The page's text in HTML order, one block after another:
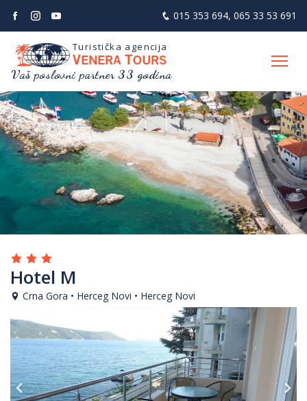
015 353 694, 065 33 53 691
Turistička agencija
VENERA TOURS
Vaš poslovni partner 33 godina
Hotel M
Crna Gora • Herceg Novi • Herceg Novi